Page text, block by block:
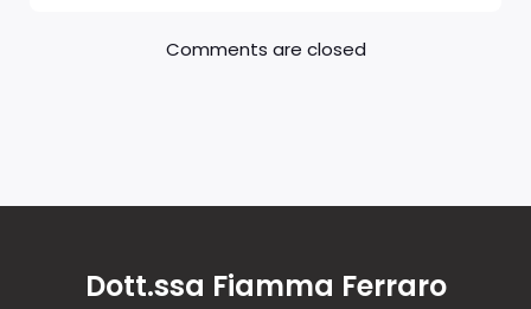
Comments are closed
Dott.ssa Fiamma Ferraro